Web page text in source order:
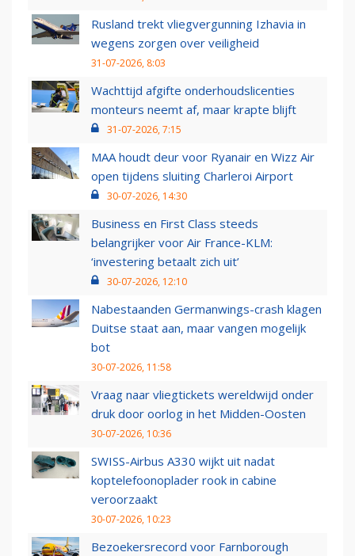
Rusland trekt vliegvergunning Izhavia in
wegens zorgen over veiligheid
31-07-2026, 8:03
Wachttijd afgifte onderhoudslicenties
monteurs neemt af, maar krapte blijft
31-07-2026, 7:15
MAA houdt deur voor Ryanair en Wizz Air
open tijdens sluiting Charleroi Airport
30-07-2026, 14:30
Business en First Class steeds
belangrijker voor Air France-KLM:
‘investering betaalt zich uit’
30-07-2026, 12:10
Nabestaanden Germanwings-crash klagen
Duitse staat aan, maar vangen mogelijk
bot
30-07-2026, 11:58
Vraag naar vliegtickets wereldwijd onder
druk door oorlog in het Midden-Oosten
30-07-2026, 10:36
SWISS-Airbus A330 wijkt uit nadat
koptelefoonoplader rook in cabine
veroorzaakt
30-07-2026, 10:23
Bezoekersrecord voor Farnborough